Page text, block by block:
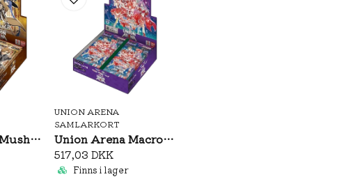
Union Arena Mushoku Tensei: Jobless Reincarnation Booster Box (JP)
UNION ARENA
SAMLARKORT
Union Arena Macross Series Vol. 2 Booster Box (JP)
517,03 DKK
Finns i lager